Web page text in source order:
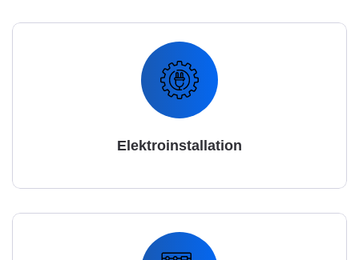
Elektroinstallation